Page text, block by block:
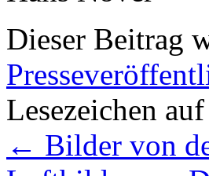
Dieser Beitrag
Lesezeichen
← Bilder von